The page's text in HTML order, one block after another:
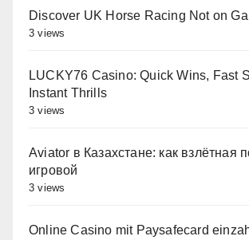
Discover UK Horse Racing Not on
3 views
LUCKY76 Casino: Quick Wins, Fast
Instant Thrills
3 views
Aviator в Казахстане: как взлётная
игровой
3 views
Online Casino mit Paysafecard